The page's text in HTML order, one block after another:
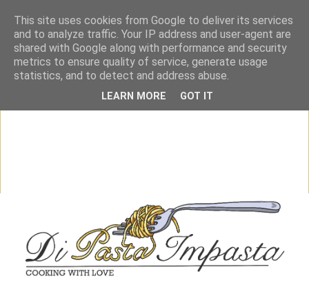
This site uses cookies from Google to deliver its services
and to analyze traffic. Your IP address and user-agent are
shared with Google along with performance and security
metrics to ensure quality of service, generate usage
statistics, and to detect and address abuse.
LEARN MORE GOT IT